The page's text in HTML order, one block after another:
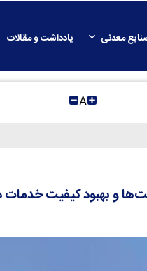
معدنی یادداشت و مقالات
A
و بهبود کیفیت خدمات